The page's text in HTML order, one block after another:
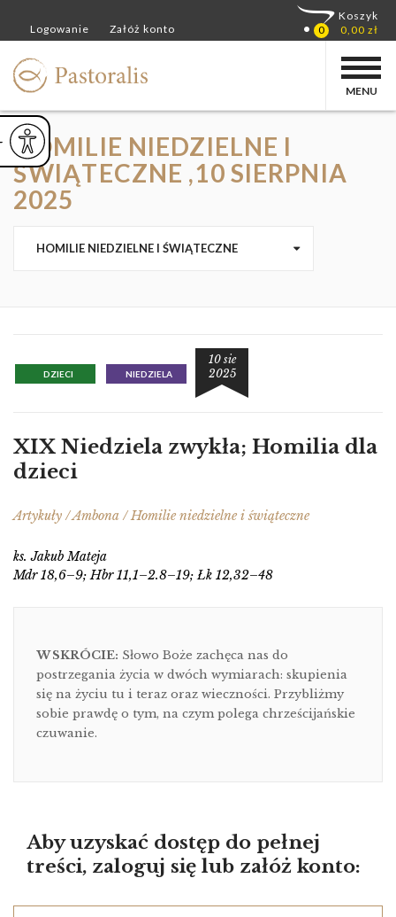
czcionkę
czcionka
Powiększ czcionkę
MENU
HOMILIE NIEDZIELNE I
ŚWIĄTECZNE ,10 SIERPNIA
2025
HOMILIE NIEDZIELNE I ŚWIĄTECZNE
DZIECI NIEDZIELA
10 sie
2025
XIX Niedziela zwykła; Homilia dla
dzieci
Artykuły / Ambona / Homilie niedzielne i świąteczne
ks. Jakub Mateja
Mdr 18,6–9; Hbr 11,1–2.8–19; Łk 12,32–48
W SKRÓCIE: Słowo Boże zachęca nas do
postrzegania życia w dwóch wymiarach: skupienia
się na życiu tu i teraz oraz wieczności. Przybliżmy
sobie prawdę o tym, na czym polega chrześcijańskie
czuwanie.
Aby uzyskać dostęp do pełnej
treści, zaloguj się lub załóż konto: